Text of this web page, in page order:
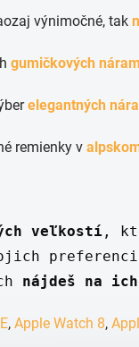
výnimočné, tak
gumičkových
elegantných
remienky v
veľkostí ,
preferencií
nájdeš na
, Apple Watch 8,